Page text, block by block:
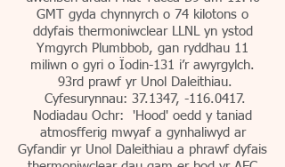
GMT gyda chynnyrch o 74 kilotons o
ddyfais thermoniwclear LLNL yn ystod
Ymgyrch Plumbbob, gan ryddhau 11
miliwn o gyri o Ïodin-131 i’r awyrgylch.
93rd prawf yr Unol Daleithiau.
Cyfesurynnau: 37.1347, -116.0417.
Nodiadau Ochr: 'Hood' oedd y taniad
atmosfferig mwyaf a gynhaliwyd ar
Gyfandir yr Unol Daleithiau a phrawf dyfais